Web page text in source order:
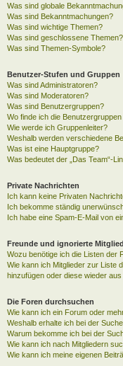
Was sind globale
Was sind Bekanntmachungen?
Was sind wichtige Themen?
Was sind geschlossene Themen?
Was sind Themen-Symbole?
Benutzer-Stufen und Gruppen
Was sind Administratoren?
Was sind Moderatoren?
Was sind Benutzergruppen?
Wo finde ich die
Wie werde ich Gruppenleiter?
Weshalb werden verschiedene
Was ist eine Hauptgruppe?
Was bedeutet der „Das Team“-
Private Nachrichten
Ich kann keine Privaten
Ich bekomme ständig
Ich habe eine Spam-E-Mail von
Freunde und ignorierte
Wozu benötige ich die Listen der
Wie kann ich Mitglieder zur Liste
hinzufügen oder diese wieder
Die Foren durchsuchen
Wie kann ich ein Forum oder
Weshalb erhalte ich bei der
Warum bekomme ich bei der
Wie kann ich nach Mitgliedern
Wie kann ich meine eigenen